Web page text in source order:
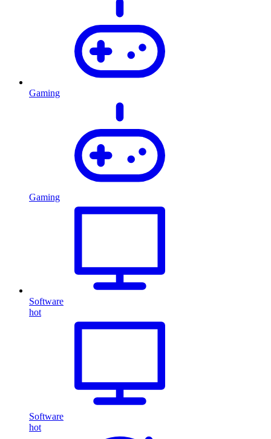
Gaming
Gaming
Software
hot
Software
hot